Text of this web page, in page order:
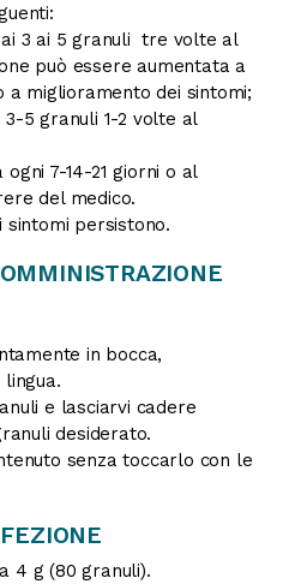
3 ai 5 granuli tre volte al
può essere aumentata a
a miglioramento dei sintomi;
5 granuli 1-2 volte al
7-14-21 giorni o al
del medico.
sintomi persistono.
in bocca,
e lasciarvi cadere
desiderato.
senza toccarlo con le
4 g (80 granuli).